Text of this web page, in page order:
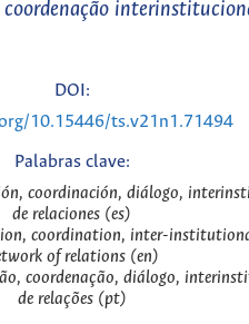
coordenação
DOI:
10.15446/ts.v21n1.71494
Palabras clave:
coordinación, diálogo,
de relaciones (es)
coordination, inter-
of relations (en)
coordenação, diálogo,
de relações (pt)